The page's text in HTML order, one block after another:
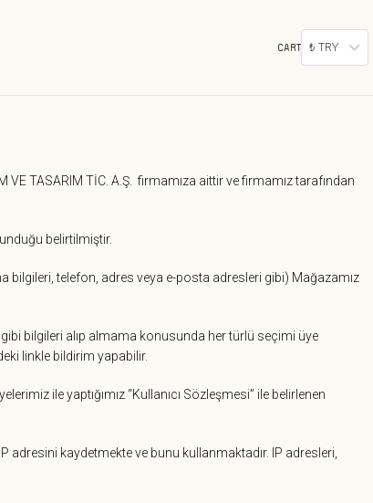
CART ₺ TRY
TASARIM TİC. A.Ş. firmamıza aittir ve firmamız tarafından
belirtilmiştir.
bilgileri, telefon, adres veya e-posta adresleri gibi) Mağazamız
bilgileri alıp almama konusunda her türlü seçimi üye
linkle bildirim yapabilir.
ile yaptığımız “Kullanıcı Sözleşmesi” ile belirlenen
adresini kaydetmekte ve bunu kullanmaktadır. IP adresleri,